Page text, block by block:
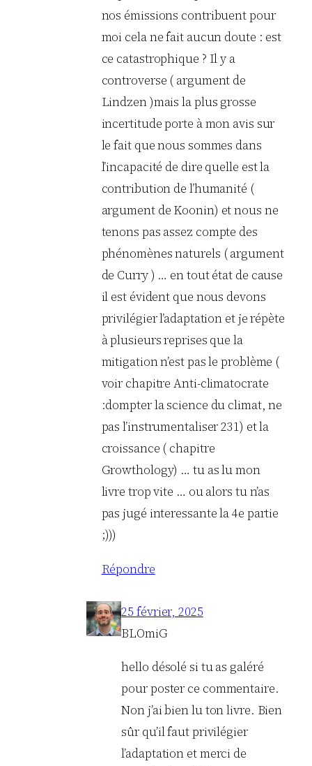
nos émissions contribuent pour
moi cela ne fait aucun doute : est
ce catastrophique ? Il y a
controverse ( argument de
Lindzen )mais la plus grosse
incertitude porte à mon avis sur
le fait que nous sommes dans
l’incapacité de dire quelle est la
contribution de l’humanité (
argument de Koonin) et nous ne
tenons pas assez compte des
phénomènes naturels ( argument
de Curry ) … en tout état de cause
il est évident que nous devons
privilégier l’adaptation et je répète
à plusieurs reprises que la
mitigation n’est pas le problème (
voir chapitre Anti-climatocrate
:dompter la science du climat, ne
pas l’instrumentaliser 231) et la
croissance ( chapitre
Growthology) … tu as lu mon
livre trop vite … ou alors tu n’as
pas jugé interessante la 4e partie
;)))
Répondre
25 février, 2025
BLOmiG
hello désolé si tu as galéré
pour poster ce commentaire.
Non j’ai bien lu ton livre. Bien
sûr qu’il faut privilégier
l’adaptation et merci de